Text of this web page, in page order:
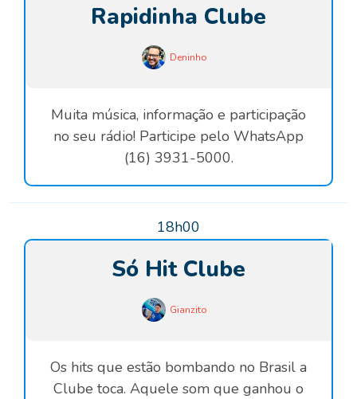
Rapidinha Clube
Deninho
Muita música, informação e participação
no seu rádio! Participe pelo WhatsApp
(16) 3931-5000.
18h00
Só Hit Clube
Gianzito
Os hits que estão bombando no Brasil a
Clube toca. Aquele som que ganhou o